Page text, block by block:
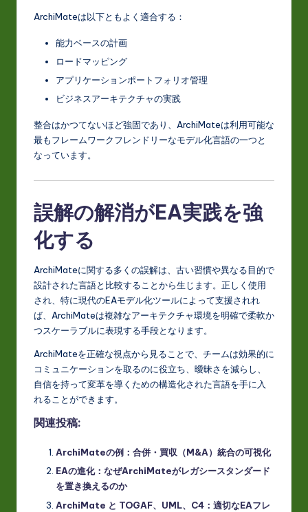
ArchiMateは以下ともよく適合する：
能力ベースの計画
ロードマッピング
アプリケーションポートフォリオ管理
ビジネスアーキテクチャの実践
整合はかつてないほど強固であり、ArchiMateは利用可能な
最もフレームワークフレンドリーなモデル化言語の一つと
なっています。
誤解の解消がEA実践を強
化する
ArchiMateに関する多くの誤解は、古い習慣や異なる目的で
設計された言語と比較することから生じます。正しく使用
され、特に現代のEAモデル化ツールによって支援されれ
ば、ArchiMateは複雑なアーキテクチャ環境を明確で柔軟か
つスケーラブルに表現する手段となります。
ArchiMateを正確な視点から見ることで、チームは効果的に
コミュニケーションを取るのに役立ち、曖昧さを減らし、
自信を持って変革を導くための構造化された言語を手に入
れることができます。
関連投稿:
ArchiMateの例：合併・買収（M&A）統合の可視化
EAの進化：なぜArchiMateがレガシースタンダード
を置き換えるのか
ArchiMate と TOGAF、UML、C4：適切なEAフレ